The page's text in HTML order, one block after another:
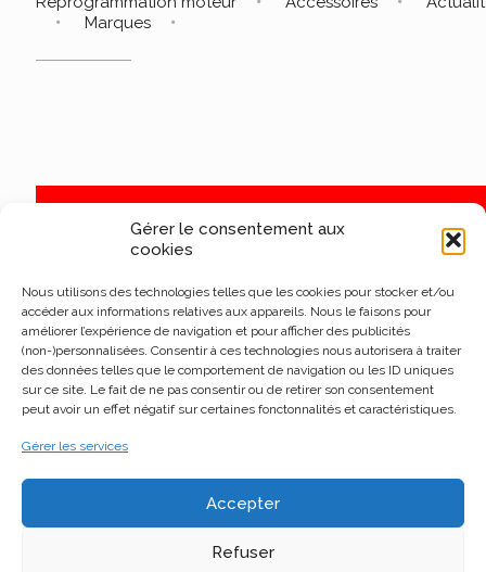
Gérer le consentement aux
cookies
Nous utilisons des technologies telles que les cookies pour stocker et/ou
accéder aux informations relatives aux appareils. Nous le faisons pour
améliorer l’expérience de navigation et pour afficher des publicités
(non-)personnalisées. Consentir à ces technologies nous autorisera à traiter
des données telles que le comportement de navigation ou les ID uniques
sur ce site. Le fait de ne pas consentir ou de retirer son consentement
peut avoir un effet négatif sur certaines fonctonnalités et caractéristiques.
Gérer les services
Accepter
Refuser
Marques